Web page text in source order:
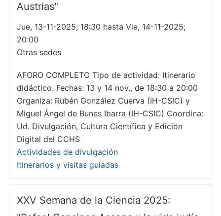
Austrias"
Jue, 13-11-2025; 18:30 hasta Vie, 14-11-2025;
20:00
Otras sedes
AFORO COMPLETO Tipo de actividad: Itinerario
didáctico. Fechas: 13 y 14 nov., de 18:30 a 20:00
Organiza: Rubén González Cuerva (IH-CSIC) y
Miguel Ángel de Bunes Ibarra (IH-CSIC) Coordina:
Ud. Divulgación, Cultura Científica y Edición
Digital del CCHS
Actividades de divulgación
Itinerarios y visitas guiadas
XXV Semana de la Ciencia 2025: